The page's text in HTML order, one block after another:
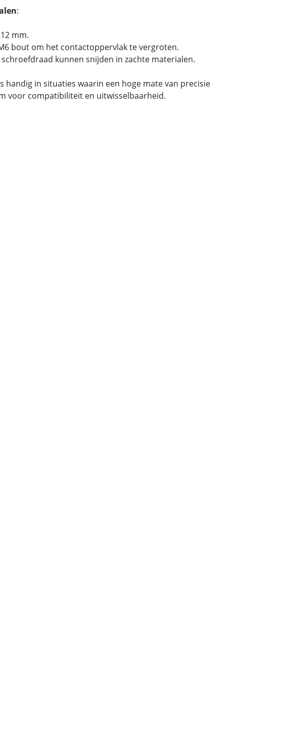
:
mm.
bout om het contactoppervlak te vergroten.
kunnen snijden in zachte materialen.
in situaties waarin een hoge mate van precisie
voor compatibiliteit en uitwisselbaarheid.